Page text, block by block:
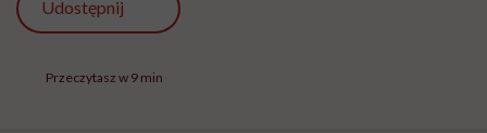
Pomyślała: udar. Ale u 9-latka?
W ciągu godziny chłopiec był na tomografii. W ciągu